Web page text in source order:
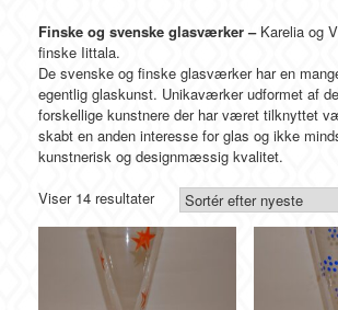
Finske og svenske glasværker – Karelia og
finske Iittala.
De svenske og finske glasværker har en
egentlig glaskunst. Unikaværker udformet af
forskellige kunstnere der har været tilknyttet
skabt en anden interesse for glas og ikke
kunstnerisk og designmæssig kvalitet.
Viser 14 resultaterSorteret
efter
seneste